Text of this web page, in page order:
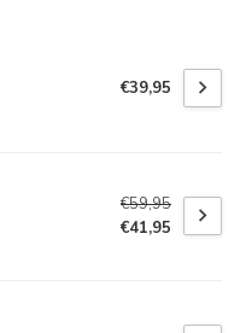
€39,95
€59,95
€41,95